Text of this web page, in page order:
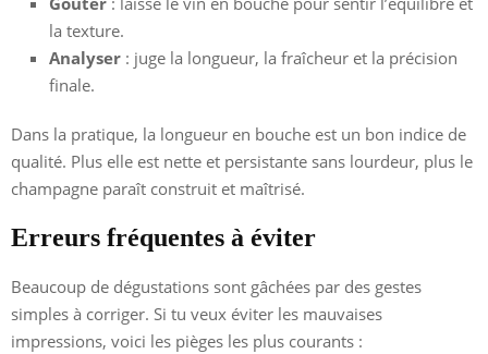
la texture.
Analyser : juge la longueur, la fraîcheur et la précision
finale.
Dans la pratique, la longueur en bouche est un bon indice de
qualité. Plus elle est nette et persistante sans lourdeur, plus le
champagne paraît construit et maîtrisé.
Erreurs fréquentes à éviter
Beaucoup de dégustations sont gâchées par des gestes
simples à corriger. Si tu veux éviter les mauvaises
impressions, voici les pièges les plus courants :